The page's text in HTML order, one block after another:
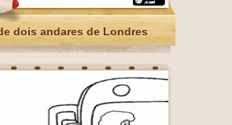
dois andares de Londres